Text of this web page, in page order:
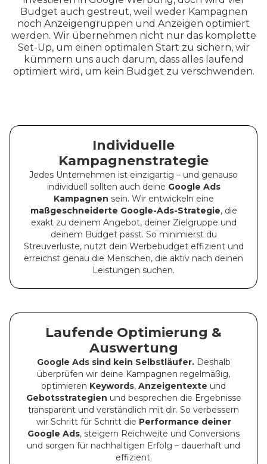
Budget auch gestreut, weil weder Kampagnen
noch Anzeigengruppen und Anzeigen optimiert
werden. Wir übernehmen nicht nur das komplette
Set-Up, um einen optimalen Start zu sichern, wir
kümmern uns auch darum, dass alles laufend
optimiert wird, um kein Budget zu verschwenden.
Individuelle
Kampagnenstrategie
Jedes Unternehmen ist einzigartig – und genauso
individuell sollten auch deine Google Ads
Kampagnen sein. Wir entwickeln eine
maßgeschneiderte Google-Ads-Strategie, die
exakt zu deinem Angebot, deiner Zielgruppe und
deinem Budget passt. So minimierst du
Streuverluste, nutzt dein Werbebudget effizient und
erreichst genau die Menschen, die aktiv nach deinen
Leistungen suchen.
Laufende Optimierung &
Auswertung
Google Ads sind kein Selbstläufer.Deshalb
überprüfen wir deine Kampagnen regelmäßig,
optimieren Keywords, Anzeigentexte und
Gebotsstrategien und besprechen die Ergebnisse
transparent und verständlich mit dir. So verbessern
wir Schritt für Schritt die Performance deiner
Google Ads, steigern Reichweite und Conversions
und sorgen für nachhaltigen Erfolg – dauerhaft und
effizient.